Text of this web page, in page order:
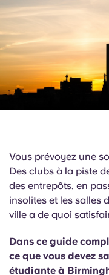
Sélectionnez un
Choisissez une
Se connecter
Vous prévoyez une
Des clubs à la piste
des entrepôts, en
insolites et les salles
ville a de quoi
Dans ce guide
ce que vous devez
étudiante à